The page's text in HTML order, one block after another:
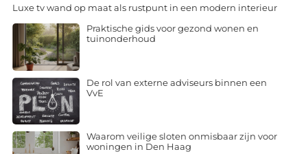
Luxe tv wand op maat als rustpunt in een modern interieur
Praktische gids voor gezond wonen en
tuinonderhoud
De rol van externe adviseurs binnen een
VvE
Waarom veilige sloten onmisbaar zijn voor
woningen in Den Haag